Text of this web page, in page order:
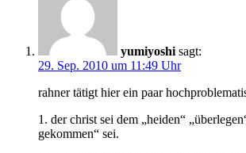
yumiyoshi sagt:
29. Sep. 2010 um 11:49 Uhr
rahner tätigt hier ein paar
1. der christ sei dem „heiden“
gekommen“ sei.